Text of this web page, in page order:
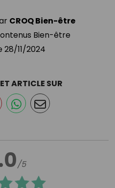
CROQ Bien-être
Bien-être
28/11/2024
/5
ARTICLE SUR